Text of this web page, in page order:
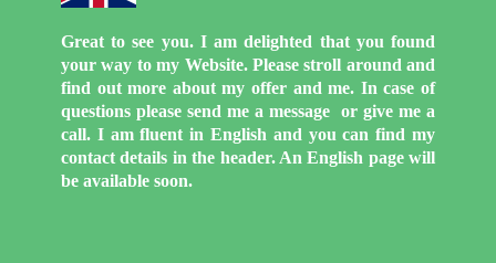
Great to see you. I am delighted that you found
your way to my Website. Please stroll around and
find out more about my offer and me. In case of
questions please send me a message or give me a
call. I am fluent in English and you can find my
contact details in the header. An English page will
be available soon.